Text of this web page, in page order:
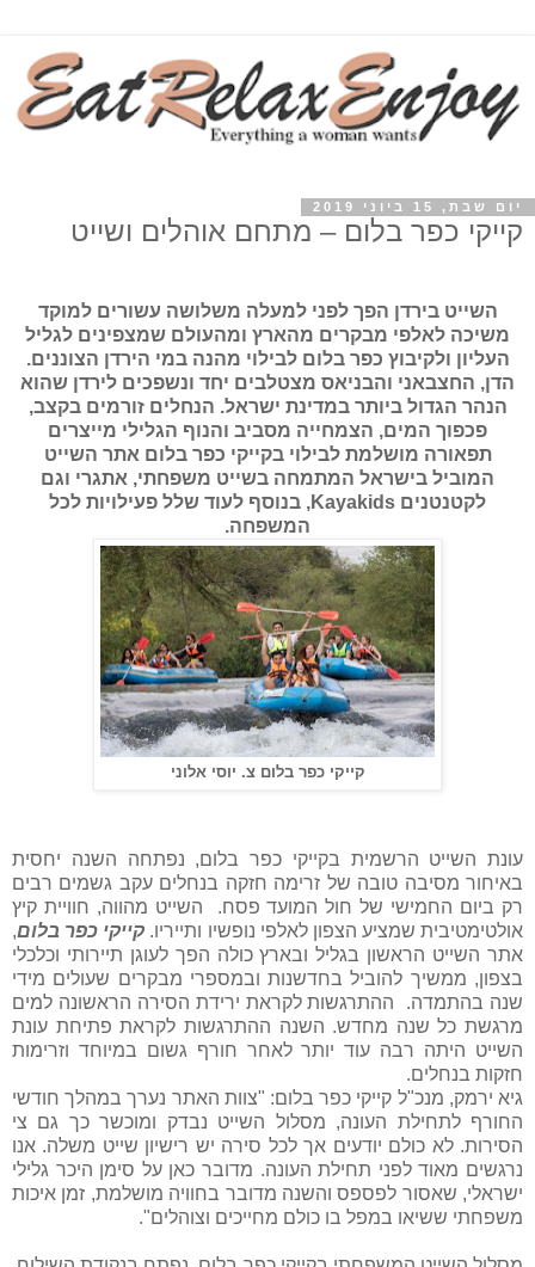
יום שבת, 15 ביוני 2019
קייקי כפר בלום – מתחם אוהלים ושייט
השייט בירדן הפך לפני למעלה משלושה עשורים למוקד
משיכה לאלפי מבקרים מהארץ ומהעולם שמצפינים לגליל
העליון ולקיבוץ כפר בלום לבילוי מהנה במי הירדן הצוננים.
הדן, החצבאני והבניאס מצטלבים יחד ונשפכים לירדן שהוא
הנהר הגדול ביותר במדינת ישראל. הנחלים זורמים בקצב,
פכפוך המים, הצמחייה מסביב והנוף הגלילי מייצרים
תפאורה מושלמת לבילוי בקייקי כפר בלום אתר השייט
המוביל בישראל המתמחה בשייט משפחתי, אתגרי וגם
לקטנטנים Kayakids, בנוסף לעוד שלל פעילויות לכל
המשפחה.
קייקי כפר בלום צ. יוסי אלוני
עונת השייט הרשמית בקייקי כפר בלום, נפתחה השנה יחסית
באיחור מסיבה טובה של זרימה חזקה בנחלים עקב גשמים רבים
רק ביום החמישי של חול המועד פסח.
השייט מהווה, חוויית קיץ
אולטימטיבית שמציע הצפון לאלפי נופשיו ותייריו. קייקי כפר בלום,
אתר השייט הראשון בגליל ובארץ כולה הפך לעוגן תיירותי וכלכלי
בצפון, ממשיך להוביל בחדשנות ובמספרי מבקרים שעולים מידי
שנה בהתמדה.
ההתרגשות לקראת ירידת הסירה הראשונה למים
מרגשת כל שנה מחדש. השנה ההתרגשות לקראת פתיחת עונת
השייט היתה רבה עוד יותר לאחר חורף גשום במיוחד וזרימות
חזקות בנחלים.
גיא ירמק, מנכ"ל קייקי כפר בלום: "צוות האתר נערך במהלך חודשי
החורף לתחילת העונה, מסלול השייט נבדק ומוכשר כך גם צי
הסירות. לא כולם יודעים אך לכל סירה יש רישיון שייט משלה. אנו
נרגשים מאוד לפני תחילת העונה. מדובר כאן על סימן היכר גלילי
ישראלי, שאסור לפספס והשנה מדובר בחוויה מושלמת, זמן איכות
משפחתי ששיאו במפל בו כולם מחייכים וצוהלים".